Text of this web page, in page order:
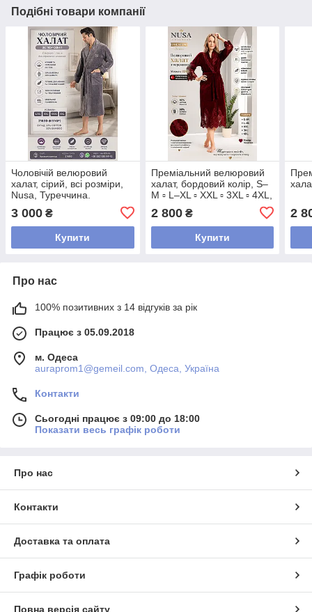
Подібні товари компанії
Чоловічій велюровий
халат, сірий, всі розміри,
Nusa, Туреччина.
3 000 ₴
Купити
Преміальний велюровий
халат, бордовий колір, S–
M ▫️ L–XL ▫️ XXL ▫️ 3XL ▫️ 4XL,
2 800₴
Купити
2
Про нас
100% позитивних з 14 відгуків за рік
Працює з 05.09.2018
м. Одеса
auraprom1@gemeil.com, Одеса, Україна
Контакти
Сьогодні працює з 09:00 до 18:00
Показати весь графік роботи
Про нас
Контакти
Доставка та оплата
Графік роботи
Повна версія сайту